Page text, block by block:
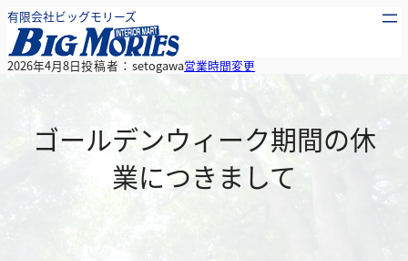
内
容
を
有限会社ビッグモリーズ
2026年4月8日投稿者： setogawa営業時間変更
ゴールデンウィーク期間の休
業につきまして